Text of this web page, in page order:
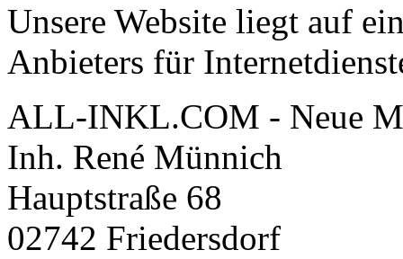
Unsere Website liegt auf
Anbieters für
ALL-INKL.COM - Neue
Inh. René Münnich
Hauptstraße 68
02742 Friedersdorf